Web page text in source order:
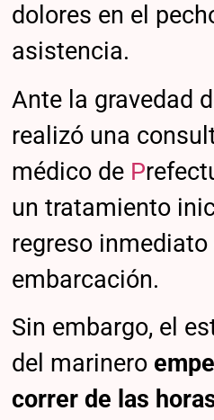
dolores en el
asistencia.
Ante la gravedad
realizó una
médico de P
un tratamiento
regreso inmediato
embarcación.
Sin embargo, el
del marinero
correr de las